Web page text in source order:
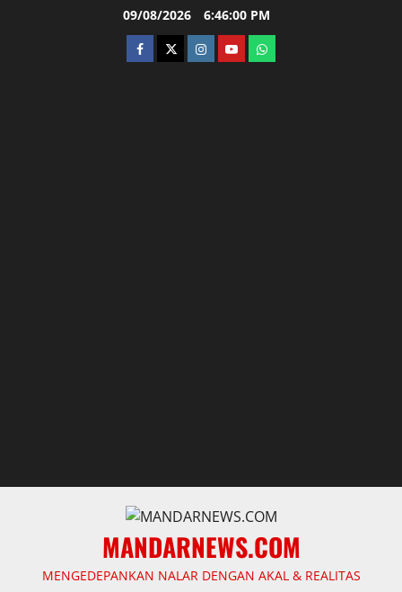
09/08/2026 6:46:01 PM
facebooktwitterinstagram.com
youtubewhatsapp
MANDARNEWS.COM
MENGEDEPANKAN NALAR DENGAN AKAL & REALITAS